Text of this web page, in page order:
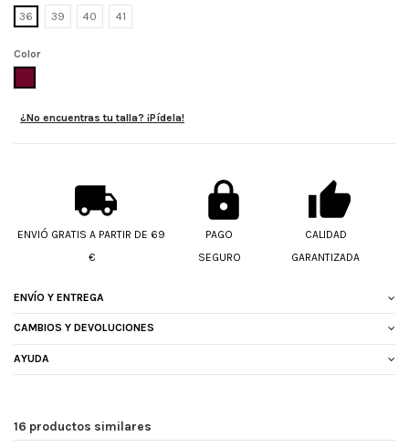
36
39 40 41
Color
¿No encuentras tu talla? ¡Pídela!
ENVIÓ GRATIS A PARTIR DE 69
€
PAGO
SEGURO
CALIDAD
GARANTIZADA
ENVÍO Y ENTREGA
CAMBIOS Y DEVOLUCIONES
AYUDA
16 productos similares